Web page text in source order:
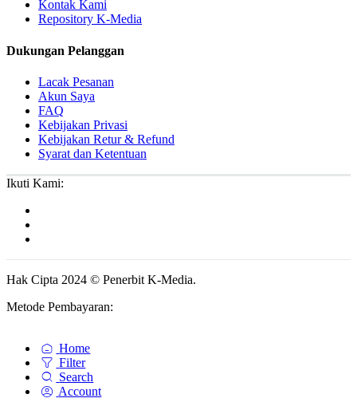
Kontak Kami
Repository K-Media
Dukungan Pelanggan
Lacak Pesanan
Akun Saya
FAQ
Kebijakan Privasi
Kebijakan Retur & Refund
Syarat dan Ketentuan
Ikuti Kami:
Hak Cipta 2024 © Penerbit K-Media.
Metode Pembayaran:
Home
Filter
Search
Account